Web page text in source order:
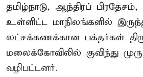
தமிழ்நாடு, ஆந்திரப் பிரதேசம்,
உள்ளிட்ட மாநிலங்களில்
லட்சக்கணக்கான பக்தர்கள்
மலைக்கோவிலில் குவிந்து
வழிபட்டனர்.